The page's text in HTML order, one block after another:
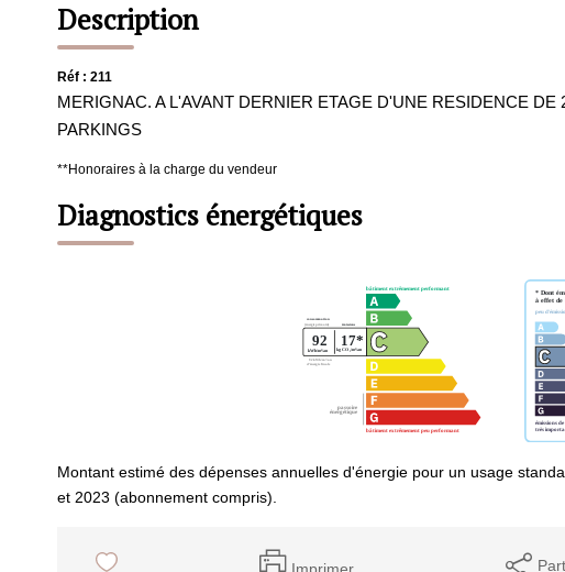
Description
Réf : 211
MERIGNAC. A L'AVANT DERNIER ETAGE D'UNE RESIDENCE
PARKINGS
**Honoraires à la charge du vendeur
Diagnostics énergétiques
Montant estimé des dépenses annuelles d'énergie pour un usage
et 2023 (abonnement compris).
Imprimer